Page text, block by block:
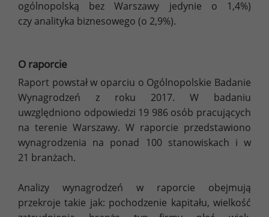
ogólnopolską bez Warszawy jedynie o 1,4%)
czy analityka biznesowego (o 2,9%).
O raporcie
Raport powstał w oparciu o Ogólnopolskie Badanie
Wynagrodzeń z roku 2017. W badaniu
uwzględniono odpowiedzi 19 986 osób pracujących
na terenie Warszawy. W raporcie przedstawiono
wynagrodzenia na ponad 100 stanowiskach i w
21 branżach.
Analizy wynagrodzeń w raporcie obejmują
przekroje takie jak: pochodzenie kapitału, wielkość